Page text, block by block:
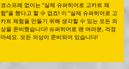
코스프레 없이는 "실제 슈퍼히어로 고카트 체
험"을 했다고 할 수 없죠! 이 "실제 슈퍼히어로 고
카트 체험을 만들기 위해 생각할 수 있는 모든 의
상을 준비했습니다! 슈퍼히어로 팬 여러분, 걱정
마세요. 모든 의상이 준비되어 있습니다!